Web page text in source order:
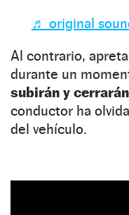
♬ original
Al contrario,
durante un
subirán y
conductor ha
del vehículo.